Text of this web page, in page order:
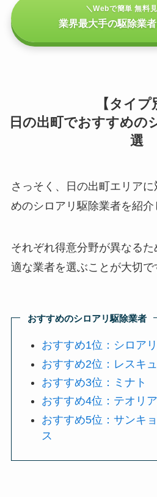
＼Webで簡単 無料
業界最大手の駆除業者
【タイプ
日の出町でおすすめの
選
さっそく、日の出町エリア
めのシロアリ駆除業者を紹介
それぞれ得意分野が異なる
適な業者を選ぶことが大切で
おすすめのシロアリ駆除業者
おすすめ1位：シロア
おすすめ2位：レスキ
おすすめ3位：ミナト
おすすめ4位：テオリ
おすすめ5位：サンキ
ス